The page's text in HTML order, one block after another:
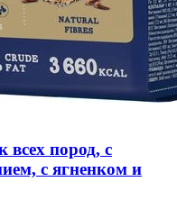
пород, с
с ягненком и